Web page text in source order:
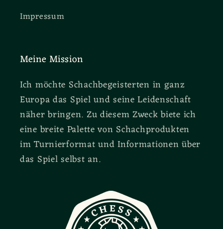
Impressum
Meine Mission
Ich möchte Schachbegeisterten in ganz
Europa das Spiel und seine Leidenschaft
näher bringen. Zu diesem Zweck biete ich
eine breite Palette von Schachprodukten
im Turnierformat und Informationen über
das Spiel selbst an.